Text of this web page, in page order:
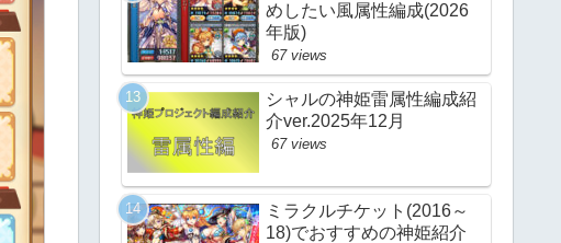
めしたい風属性編成(2026
年版)
67 views
シャルの神姫雷属性編成紹
介ver.2025年12月
67 views
ミラクルチケット(2016～
18)でおすすめの神姫紹介